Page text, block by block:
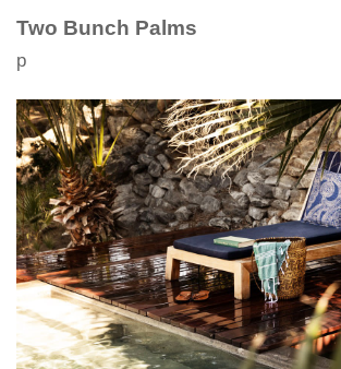
Two Bunch Palms
p